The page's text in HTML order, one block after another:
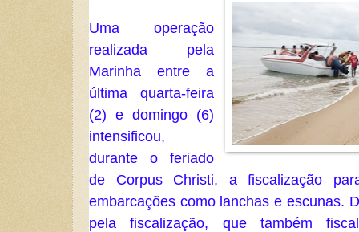
Uma operação
realizada pela
Marinha entre a
última quarta-feira
(2) e domingo (6)
intensificou,
durante o feriado
de Corpus Christi, a fiscalização
embarcações como lanchas e escunas.
pela fiscalização, que também